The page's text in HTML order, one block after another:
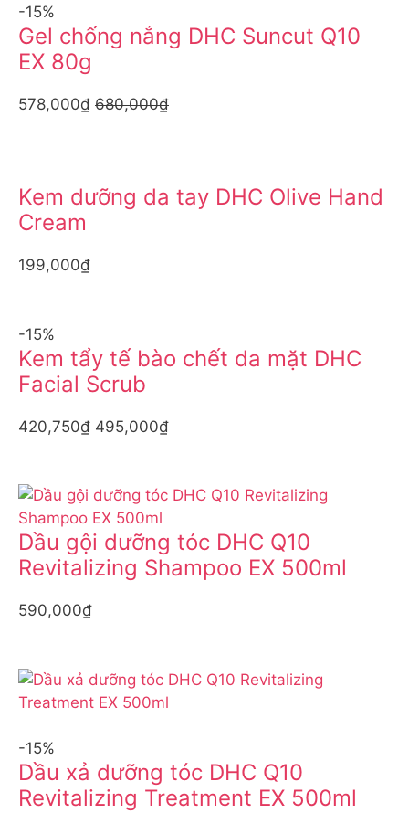
-15%
Gel chống nắng DHC Suncut Q10
EX 80g
578,000₫ 680,000₫
Kem dưỡng da tay DHC Olive Hand
Cream
199,000₫
-15%
Kem tẩy tế bào chết da mặt DHC
Facial Scrub
420,750₫ 495,000₫
Dầu gội dưỡng tóc DHC Q10
Revitalizing Shampoo EX 500ml
590,000₫
-15%
Dầu xả dưỡng tóc DHC Q10
Revitalizing Treatment EX 500ml